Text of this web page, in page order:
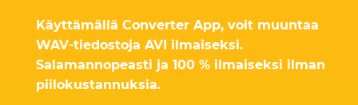
Käyttämällä Converter App, voit muuntaa
WAV-tiedostoja AVI ilmaiseksi.
Salamannopeasti ja 100 % ilmaiseksi ilman
piilokustannuksia.